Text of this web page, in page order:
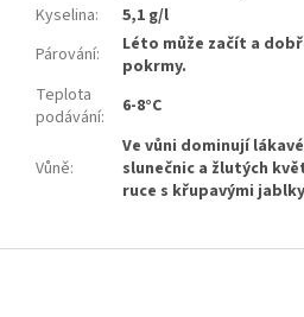
Kyselina:
5,1 g/l
Párování:
Léto může začít a
pokrmy.
Teplota
podávání: 6-8°C
Vůně:
Ve vůni dominují
slunečnic a žlutých
ruce s křupavými